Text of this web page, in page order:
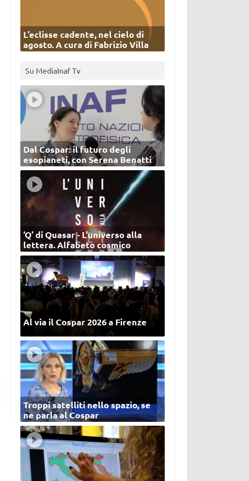
L’eclisse cadente, nel cielo di
agosto. A cura di Fabrizio Villa
Su MediaInaf Tv
Dal Cospar: il futuro degli
esopianeti, con Serena Benatti
‘Q’ di Quasar - L'universo alla
lettera. Alfabeto cosmico
Al via il Cospar 2026 a Firenze
Troppi satelliti nello spazio, se
ne parla al Cospar